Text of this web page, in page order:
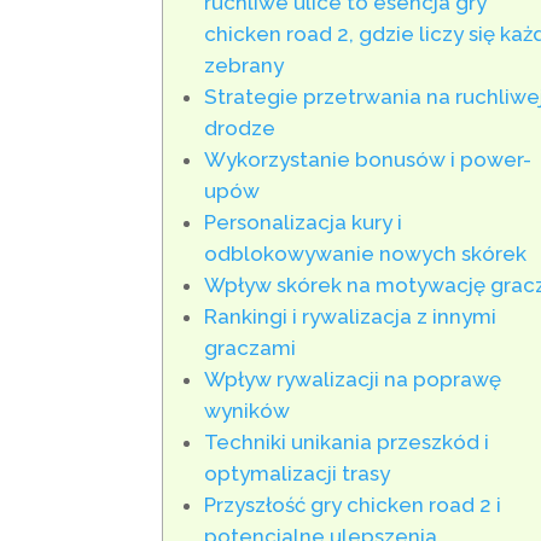
chicken road 2, gdzie liczy się
zebrany
Strategie przetrwania na
drodze
Wykorzystanie bonusów i power-
upów
Personalizacja kury i
odblokowywanie nowych skórek
Wpływ skórek na motywację
Rankingi i rywalizacja z innymi
graczami
Wpływ rywalizacji na poprawę
wyników
Techniki unikania przeszkód i
optymalizacji trasy
Przyszłość gry chicken road 2 i
potencjalne ulepszenia